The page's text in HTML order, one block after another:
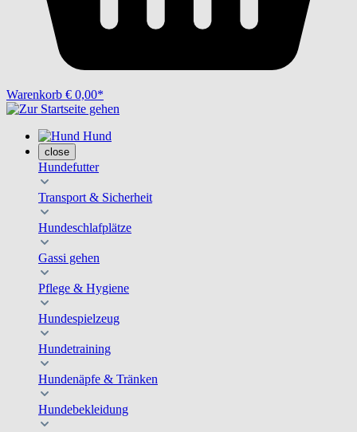
Warenkorb € 0,00*
Hund
close
Hundefutter
Transport & Sicherheit
Hundeschlafplätze
Gassi gehen
Pflege & Hygiene
Hundespielzeug
Hundetraining
Hundenäpfe & Tränken
Hundebekleidung